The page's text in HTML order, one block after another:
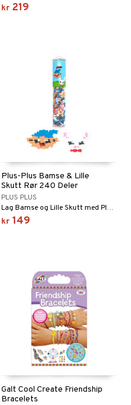
kr 219
Plus-Plus Bamse & Lille
Skutt Rør 240 Deler
PLUS PLUS
Lag Bamse og Lille Skutt med Plus-Plus.
kr 149
Galt Cool Create Friendship
Bracelets